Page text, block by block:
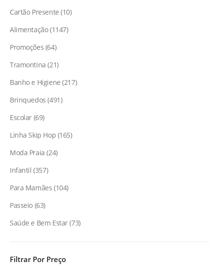
Cartão Presente 10
Alimentação 1147
Promoções 64
Tramontina 21
Banho e Higiene 217
Brinquedos 491
Escolar 69
Linha Skip Hop 165
Moda Praia 24
Infantil 357
Para Mamães 104
Passeio 63
Saúde e Bem Estar 73
Filtrar Por Preço